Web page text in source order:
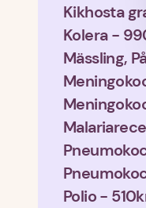
Kikhosta
Kolera -
Mässling,
Polio -